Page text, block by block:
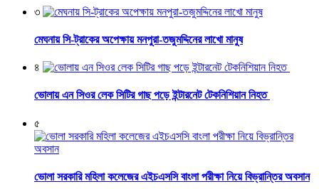
৩
মেঘনায় সি-ট্রাকের অপেক্ষায় মনপুরা-তজুমদ্দিনের লাখো মানুষ
৪
ভোলায় এন সিওর লেক সিটির গাছ পড়ে ইন্টারনেট টেকনিশিয়ান নিহত
৫
ভোলা সরকারি মহিলা কলেজের এইচএসসি বাংলা পরীক্ষা নিয়ে বিভ্রান্তির অবসান